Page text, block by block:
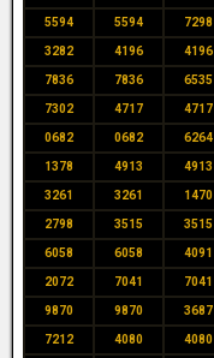
5594 5594 7298
3282 4196 4196
7836 7836 6535
7302 4717 4717
0682 0682 6264
1378 4913 4913
3261 3261 1470
2798 3515 3515
6058 6058 4091
2072 7041 7041
9870 9870 3687
7212 4080 4080